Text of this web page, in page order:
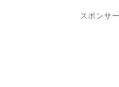
スポンサ